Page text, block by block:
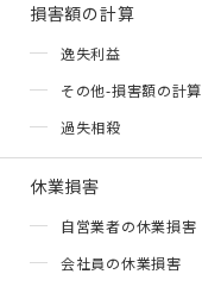
損害額の計算
逸失利益
その他-損害額の計算
過失相殺
休業損害
自営業者の休業損害
会社員の休業損害